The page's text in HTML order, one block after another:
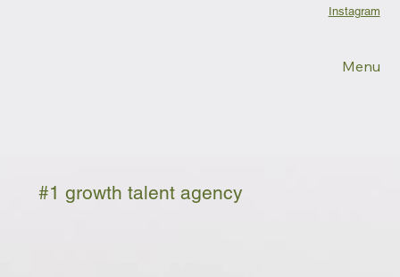
Menu
Instagram
#1 growth talent agency